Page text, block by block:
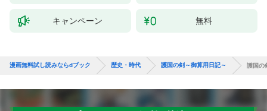
キャンペーン 無料
漫画無料試し読みならdブック 歴史・時代 護国の剣～御算用日記～ 護国の